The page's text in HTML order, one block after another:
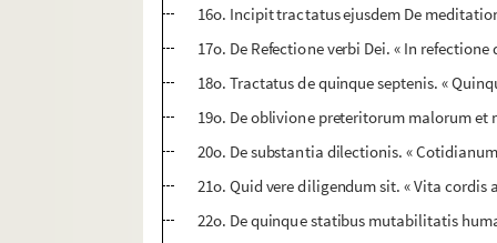
16o. Incipit tractatus ejusdem De
17o. De Refectione verbi Dei. « In refectione
18o. Tractatus de quinque septenis. «
19o. De oblivione preteritorum malorum
20o. De substantia dilectionis. «
21o. Quid vere diligendum sit. « Vita cordis
22o. De quinque statibus mutabilitatis